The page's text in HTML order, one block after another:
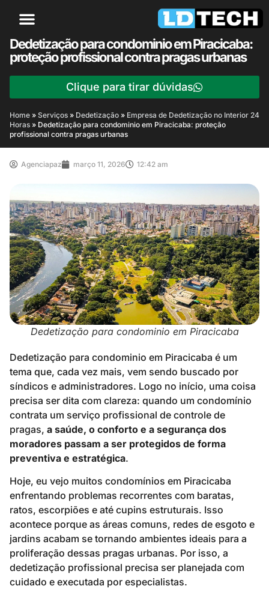
Dedetização para condominio em Piracicaba:
proteção profissional contra pragas urbanas
Clique para tirar dúvidas
Home » Serviços » Dedetização » Empresa de Dedetização no Interior 24
Horas » Dedetização para condominio em Piracicaba: proteção
profissional contra pragas urbanas
Agenciapaz março 11, 2026 12:42 am
Dedetização para condominio em Piracicaba
Dedetização para condominio em Piracicaba é um
tema que, cada vez mais, vem sendo buscado por
síndicos e administradores. Logo no início, uma coisa
precisa ser dita com clareza: quando um condomínio
contrata um serviço profissional de controle de
pragas, a saúde, o conforto e a segurança dos
moradores passam a ser protegidos de forma
preventiva e estratégica.
Hoje, eu vejo muitos condomínios em Piracicaba
enfrentando problemas recorrentes com baratas,
ratos, escorpiões e até cupins estruturais. Isso
acontece porque as áreas comuns, redes de esgoto e
jardins acabam se tornando ambientes ideais para a
proliferação dessas pragas urbanas. Por isso, a
dedetização profissional precisa ser planejada com
cuidado e executada por especialistas.